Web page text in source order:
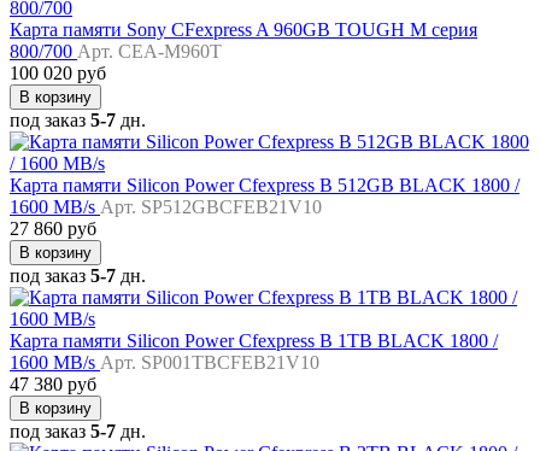
Карта памяти Sony CFexpress A 960GB TOUGH M серия
800/700 Арт. CEA-M960T
100 020 руб
В корзину
под заказ 5-7 дн.
Карта памяти Silicon Power Cfexpress B 512GB BLACK 1800 /
1600 MB/s Арт. SP512GBCFEB21V10
27 860 руб
В корзину
под заказ 5-7 дн.
Карта памяти Silicon Power Cfexpress B 1TB BLACK 1800 /
1600 MB/s Арт. SP001TBCFEB21V10
47 380 руб
В корзину
под заказ 5-7 дн.